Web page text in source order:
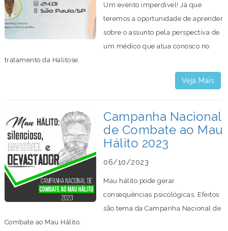
Um evento imperdível! Já que
teremos a oportunidade de aprender
sobre o assunto pela perspectiva de
um médico que atua conosco no
tratamento da Halitose.
Veja Mais
Campanha Nacional
de Combate ao Mau
Hálito 2023
06/10/2023
Mau hálito pode gerar
consequências psicológicas. Efeitos
são tema da Campanha Nacional de
Combate ao Mau Hálito.